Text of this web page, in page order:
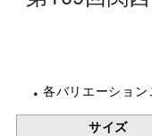
各バリエーション
サイズ